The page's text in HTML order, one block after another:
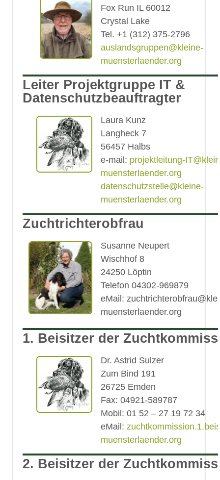
Fox Run IL 60012
Crystal Lake
Tel. +1 (312) 375-2796
auslandsgruppen@kleine-
muensterlaender.org
Leiter Projektgruppe IT &
Datenschutzbeauftragter
Laura Kunz
Langheck 7
56457 Halbs
e-mail: projektleitung-
muensterlaender.org
datenschutzstelle@kleine-
muensterlaender.org
Zuchtrichterobfrau
Susanne Neupert
Wischhof 8
24250 Löptin
Telefon 04302-969879
eMail:
muensterlaender.org
1. Beisitzer der
Dr. Astrid Sulzer
Zum Bind 191
26725 Emden
Fax: 04921-589787
Mobil: 01 52 – 27 19 72 34
eMail:
muensterlaender.org
2. Beisitzer der